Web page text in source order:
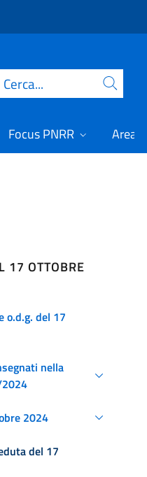
Cerca
Focus PNRR Area
17 OTTOBRE
o.d.g. del 17
nella
2024
del 17